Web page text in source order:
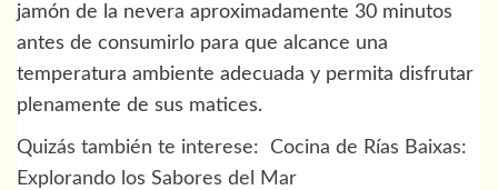
jamón de la nevera aproximadamente 30 minutos
antes de consumirlo para que alcance una
temperatura ambiente adecuada y permita disfrutar
plenamente de sus matices.
Quizás también te interese:
Cocina de Rías Baixas:
Explorando los Sabores del Mar